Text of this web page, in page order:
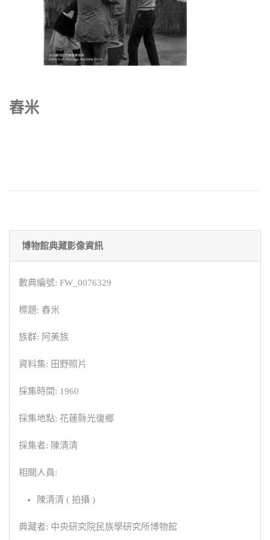
舂米
博物館典藏影像資訊
數典編號: FW_0076329
標題: 舂米
族群: 阿美族
資料集: 田野照片
採集時間: 1960
採集地點: 花蓮縣光復鄉
採集者: 陳清清
相關人員:
陳清清 ( 拍攝 )
典藏者: 中央研究院民族學研究所博物館